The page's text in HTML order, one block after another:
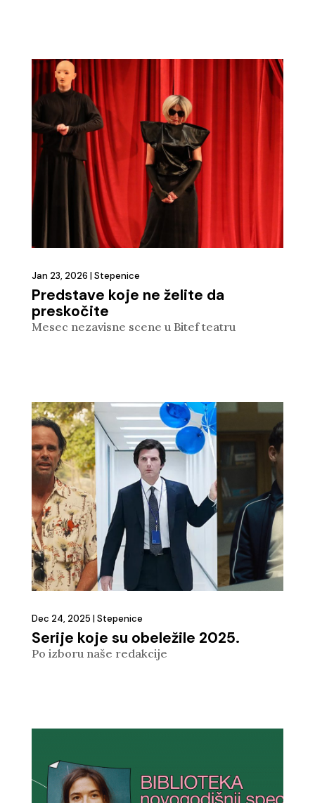
Predstave koje ne želite da
preskočite
Jan 23, 2026 | Stepenice
Mesec nezavisne scene u Bitef teatru
Serije koje su obeležile 2025.
Dec 24, 2025 | Stepenice
Po izboru naše redakcije